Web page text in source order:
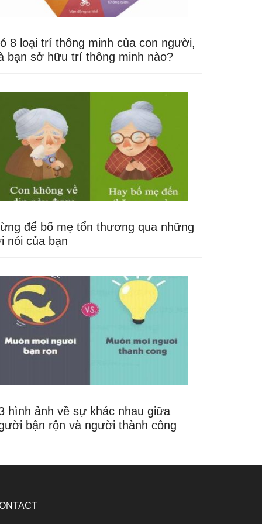
8 loại trí thông minh của con người,
bạn sở hữu trí thông minh nào?
để bố mẹ tổn thương qua những
nói của bạn
hình ảnh về sự khác nhau giữa
bận rộn và người thành công